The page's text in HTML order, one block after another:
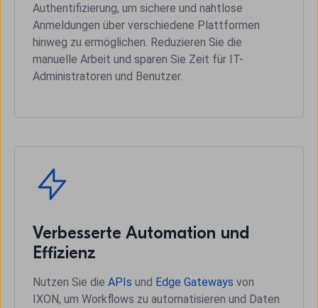
Authentifizierung, um sichere und nahtlose
Anmeldungen über verschiedene Plattformen
hinweg zu ermöglichen. Reduzieren Sie die
manuelle Arbeit und sparen Sie Zeit für IT-
Administratoren und Benutzer.
Verbesserte Automation und
Effizienz
Nutzen Sie die APIs und Edge Gateways von
IXON, um Workflows zu automatisieren und Daten